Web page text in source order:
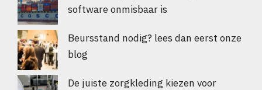
software onmisbaar is
Beursstand nodig? lees dan eerst onze
blog
De juiste zorgkleding kiezen voor